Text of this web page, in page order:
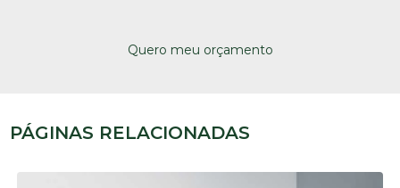
Quero meu orçamento
PÁGINAS RELACIONADAS